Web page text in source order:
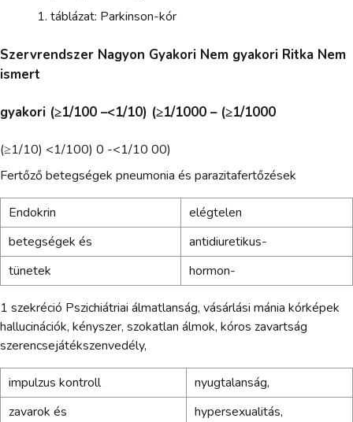
táblázat: Parkinson-kór
Szervrendszer Nagyon Gyakori Nem gyakori Ritka Nem
ismert
gyakori (≥1/100 –<1/10) (≥1/1000 – (≥1/1000
(≥1/10) <1/100) 0 -<1/10 00)
Fertőző betegségek pneumonia és parazitafertőzések
Endokrin
elégtelen
betegségek és
antidiuretikus-
tünetek
hormon-
1 szekréció Pszichiátriai álmatlanság, vásárlási mánia kórképek
hallucinációk, kényszer, szokatlan álmok, kóros zavartság
szerencsejátékszenvedély,
impulzus kontroll
nyugtalanság,
zavarok és
hypersexualitás,